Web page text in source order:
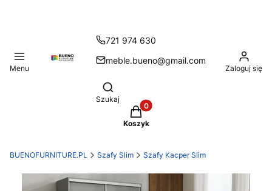
Menu
721 974 630
meble.bueno@gmail.com
Otwórz wyszukiwarkę
Szukaj
Zaloguj się
Produkty w koszyku: 0. Zobacz
Koszyk
BUENOFURNITURE.PL Szafy Slim Szafy Kacper Slim